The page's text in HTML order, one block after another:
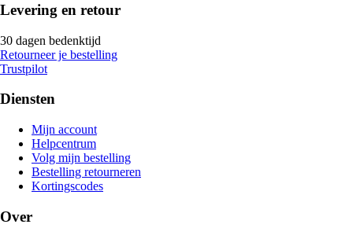
Levering en retour
30 dagen bedenktijd
Retourneer je bestelling
Trustpilot
Diensten
Mijn account
Helpcentrum
Volg mijn bestelling
Bestelling retourneren
Kortingscodes
Over